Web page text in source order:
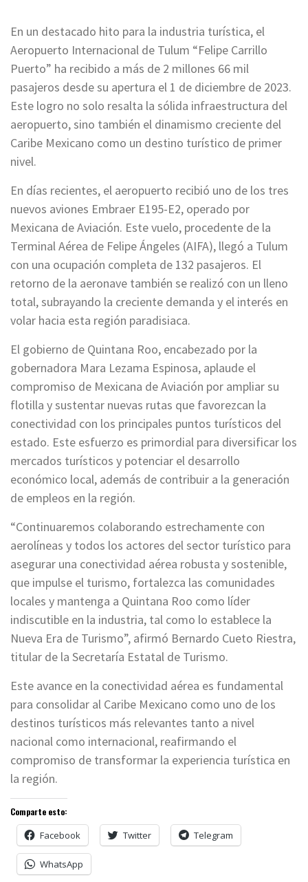
En un destacado hito para la industria turística, el
Aeropuerto Internacional de Tulum “Felipe Carrillo
Puerto” ha recibido a más de 2 millones 66 mil
pasajeros desde su apertura el 1 de diciembre de 2023.
Este logro no solo resalta la sólida infraestructura del
aeropuerto, sino también el dinamismo creciente del
Caribe Mexicano como un destino turístico de primer
nivel.
En días recientes, el aeropuerto recibió uno de los tres
nuevos aviones Embraer E195-E2, operado por
Mexicana de Aviación. Este vuelo, procedente de la
Terminal Aérea de Felipe Ángeles (AIFA), llegó a Tulum
con una ocupación completa de 132 pasajeros. El
retorno de la aeronave también se realizó con un lleno
total, subrayando la creciente demanda y el interés en
volar hacia esta región paradisiaca.
El gobierno de Quintana Roo, encabezado por la
gobernadora Mara Lezama Espinosa, aplaude el
compromiso de Mexicana de Aviación por ampliar su
flotilla y sustentar nuevas rutas que favorezcan la
conectividad con los principales puntos turísticos del
estado. Este esfuerzo es primordial para diversificar los
mercados turísticos y potenciar el desarrollo
económico local, además de contribuir a la generación
de empleos en la región.
“Continuaremos colaborando estrechamente con
aerolíneas y todos los actores del sector turístico para
asegurar una conectividad aérea robusta y sostenible,
que impulse el turismo, fortalezca las comunidades
locales y mantenga a Quintana Roo como líder
indiscutible en la industria, tal como lo establece la
Nueva Era de Turismo”, afirmó Bernardo Cueto Riestra,
titular de la Secretaría Estatal de Turismo.
Este avance en la conectividad aérea es fundamental
para consolidar al Caribe Mexicano como uno de los
destinos turísticos más relevantes tanto a nivel
nacional como internacional, reafirmando el
compromiso de transformar la experiencia turística en
la región.
Comparte esto:
Facebook Twitter Telegram
WhatsApp